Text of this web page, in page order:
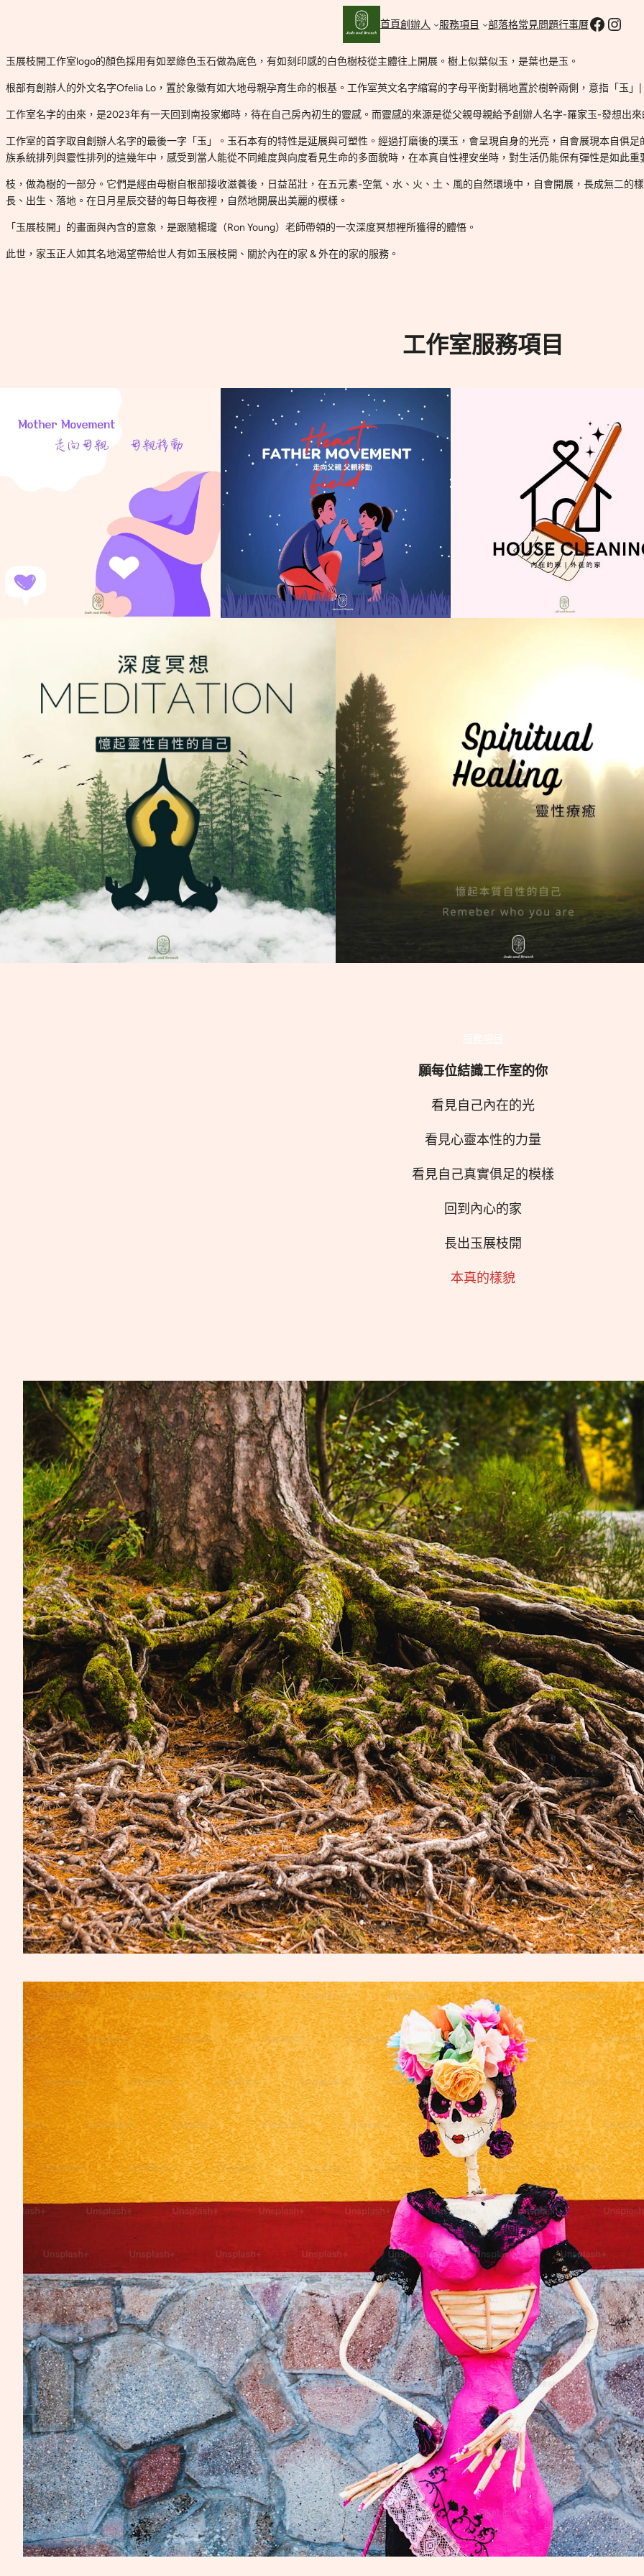
首頁創辦人 服務項目 部落格常見問題行事曆
玉展枝開工作室logo的顏色採用有如翠綠色玉石做為底色，有如刻印感的白色樹枝從主體往上開展。樹上似葉似玉，是葉也是玉。
根部有創辦人的外文名字Ofelia Lo，置於象徵有如大地母親孕育生命的根基。工作室英文名字縮寫的字母平衡對稱地置於樹幹兩側，意指「玉」
工作室名字的由來，是2023年有一天回到南投家鄉時，待在自己房內初生的靈感。而靈感的來源是從父親母親給予創辦人名字-羅家玉-發想出來
工作室的首字取自創辦人名字的最後一字「玉」。玉石本有的特性是延展與可塑性。經過打磨後的璞玉，會呈現自身的光亮，自會展現本自俱
族系統排列與靈性排列的這幾年中，感受到當人能從不同維度與向度看見生命的多面貌時，在本真自性裡安坐時，對生活仍能保有彈性是如此重
枝，做為樹的一部分。它們是經由母樹自根部接收滋養後，日益茁壯，在五元素-空氣、水、火、土、風的自然環境中，自會開展，長成無二的
長、出生、落地。在日月星辰交替的每日每夜裡，自然地開展出美麗的模樣。
「玉展枝開」的畫面與內含的意象，是跟隨楊瓏（Ron Young）老師帶領的一次深度冥想裡所獲得的體悟。
此世，家玉正人如其名地渴望帶給世人有如玉展枝開、關於內在的家 & 外在的家的服務。
工作室服務項目
願每位結識工作室的你
看見自己內在的光
看見心靈本性的力量
看見自己真實俱足的模樣
回到內心的家
長出玉展枝開
本真的樣貌
家族系統排列 電影學習 靈性排列
靈性療癒
2024 年 9 月 12 日
跨世代創傷、家族療癒與靈性成
法滿屋Encanto
Continue reading:
跨
世
代
創
傷
、
家
族
療
癒
與
靈
成
長
：
魔
法
滿
屋
E
n
c
a
n
t
o
家族系統排列 電影學習 靈性排列
靈性療癒
2024 年 8 月 23 日
用電影了解家族系統排列與靈
可可夜總會（Coco
Continue reading:
用
電
影
了
解
家
族
系
統
排
列
與